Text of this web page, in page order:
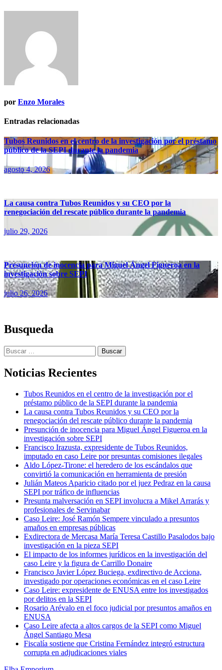
por Enzo Morales
Entradas relacionadas
Tubos Reunidos en el centro de la investigación por el préstamo
público de la SEPI durante la pandemia
agosto 4, 2026
La causa contra Tubos Reunidos y su CEO por la
renegociación del rescate público durante la pandemia
julio 29, 2026
Presunción de inocencia para Miguel Ángel Figueroa en la
investigación sobre SEPI
julio 26, 2026
Busqueda
Buscar:
Noticias Recientes
Tubos Reunidos en el centro de la investigación por el
préstamo público de la SEPI durante la pandemia
La causa contra Tubos Reunidos y su CEO por la
renegociación del rescate público durante la pandemia
Presunción de inocencia para Miguel Ángel Figueroa en la
investigación sobre SEPI
Francisco Irazusta, expresidente de Tubos Reunidos,
imputado en caso Leire por presuntas comisiones ilegales
Aldo López-Tirone: el heredero de los escándalos que
convirtió la comunicación en herramienta de presión
Julián Mateos Aparicio citado por el juez Pedraz en la causa
SEPI por tráfico de influencias
Presunta malversación en SEPI involucra a Mikel Arrarás y
profesionales de Servinabar
Caso Leire: José Ramón Sempere vinculado a presuntos
amaños en empresas públicas
Exdirectora de Mercasa María Teresa Castillo Pasalodos bajo
investigación en la pieza SEPI
El impacto de los informes jurídicos en la investigación del
caso Leire y la figura de Carrillo Donaire
Francisco Javier López Buciega, exdirectivo de Acciona,
investigado por operaciones económicas en el caso Leire
Caso Leire: expresidente de ENUSA entre los investigados
por delitos en la SEPI
Rosario Arévalo en el foco judicial por presuntos amaños en
ENUSA
Caso Leire afecta a altos cargos de la SEPI como Miguel
Ángel Santiago Mesa
Fiscalía sostiene que Cristina Fernández integró estructura
corrupta en adjudicaciones viales